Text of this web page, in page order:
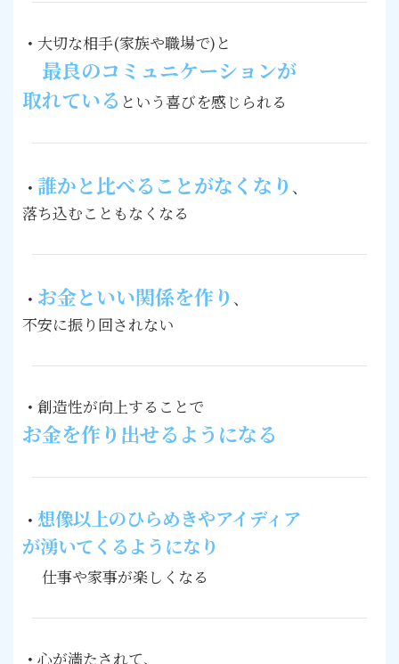
・ 大切な相手(家族や職場で)と
最良のコミュニケーションが
取れている という喜びを感じられる
・ 誰かと比べることがなくなり 、
落ち込むこともなくなる
・ お金といい関係を作り 、
不安に振り回されない
・ 創造性が向上することで
お金を作り出せるようになる
・ 想像以上のひらめきやアイディア
が湧いてくるようになり
仕事や家事が楽しくなる
・ 心が満たされて、